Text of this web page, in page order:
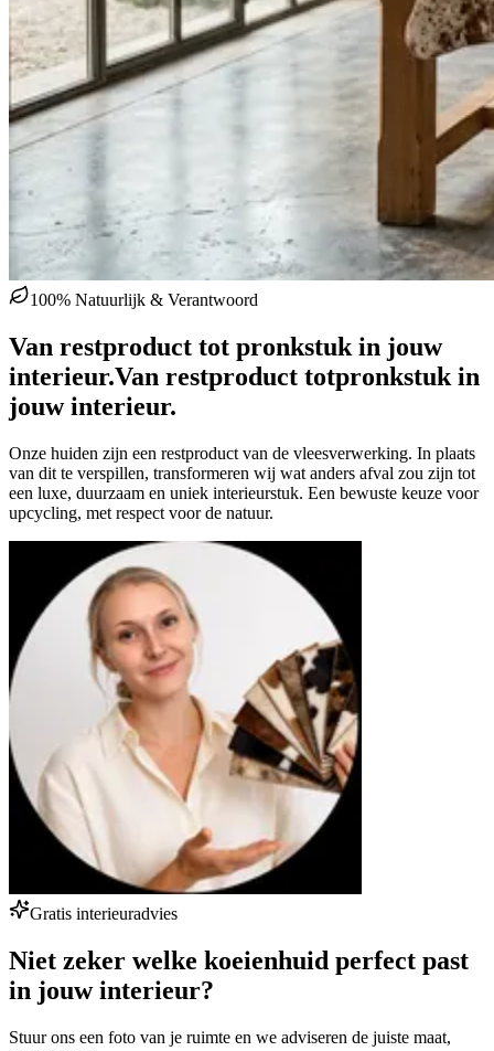
100% Natuurlijk & Verantwoord
Van restproduct tot pronkstuk in jouw
interieur.Van restproduct totpronkstuk in
jouw interieur.
Onze huiden zijn een restproduct van de vleesverwerking. In plaats
van dit te verspillen, transformeren wij wat anders afval zou zijn tot
een luxe, duurzaam en uniek interieurstuk. Een bewuste keuze voor
upcycling, met respect voor de natuur.
Gratis interieuradvies
Niet zeker welke koeienhuid perfect past
in jouw interieur?
Stuur ons een foto van je ruimte en we adviseren de juiste maat,